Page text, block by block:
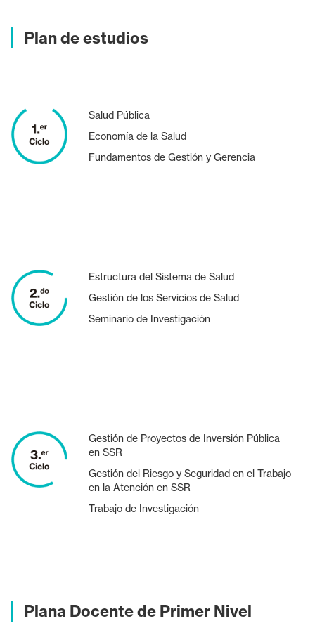
Plan de estudios
Salud Pública
Economía de la Salud
Fundamentos de Gestión y Gerencia
Estructura del Sistema de Salud
Gestión de los Servicios de Salud
Seminario de Investigación
Gestión de Proyectos de Inversión Pública
en SSR
Gestión del Riesgo y Seguridad en el Trabajo
en la Atención en SSR
Trabajo de Investigación
Plana Docente de Primer Nivel